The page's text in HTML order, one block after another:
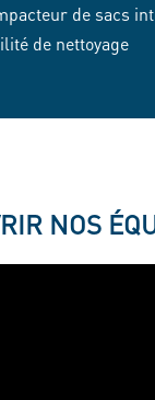
de sacs
de nettoyage
NOS